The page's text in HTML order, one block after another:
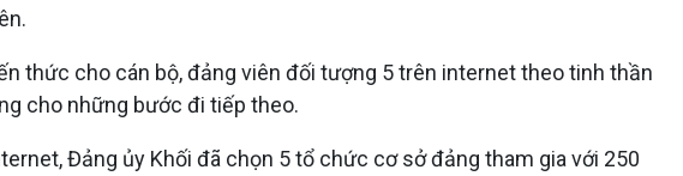
thức cho cán bộ, đảng viên đối tượng 5 trên internet theo tinh thần
cho những bước đi tiếp theo.
Đảng ủy Khối đã chọn 5 tổ chức cơ sở đảng tham gia với 250